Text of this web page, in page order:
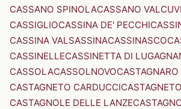
CASSANO SPINOLACASSANO
CASSIGLIOCASSINA DE' PECCHI
CASSINA VALSASSINACASSINASCO
CASSINELLECASSINETTA DI
CASSOLACASSOLNOVOCASTAGNARO
CASTAGNETO CARDUCCI
CASTAGNOLE DELLE LANZE